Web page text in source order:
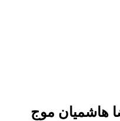
هاشمیان موج